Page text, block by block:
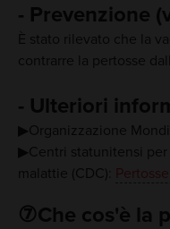
- Prevenzione
È stato rilevato che la
contrarre la pertosse
- Ulteriori
▶Organizzazione
▶Centri statunitensi
malattie (CDC):
⑦Che cos'è la